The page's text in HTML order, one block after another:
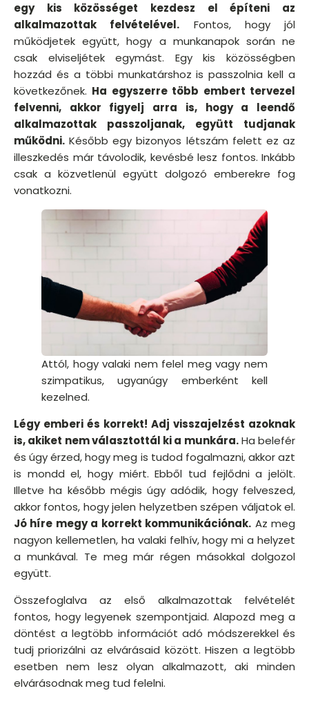
egy kis közösséget kezdesz el építeni az
alkalmazottak felvételével. Fontos, hogy jól
működjetek együtt, hogy a munkanapok során ne
csak elviseljétek egymást. Egy kis közösségben
hozzád és a többi munkatárshoz is passzolnia kell a
következőnek. Ha egyszerre több embert tervezel
felvenni, akkor figyelj arra is, hogy a leendő
alkalmazottak passzoljanak, együtt tudjanak
működni. Később egy bizonyos létszám felett ez az
illeszkedés már távolodik, kevésbé lesz fontos. Inkább
csak a közvetlenül együtt dolgozó emberekre fog
vonatkozni.
Attól, hogy valaki nem felel meg vagy nem
szimpatikus, ugyanúgy emberként kell
kezelned.
Légy emberi és korrekt! Adj visszajelzést azoknak
is, akiket nem választottál ki a munkára.Ha belefér
és úgy érzed, hogy meg is tudod fogalmazni, akkor azt
is mondd el, hogy miért. Ebből tud fejlődni a jelölt.
Illetve ha később mégis úgy adódik, hogy felveszed,
akkor fontos, hogy jelen helyzetben szépen váljatok el.
Jó híre megy a korrekt kommunikációnak. Az meg
nagyon kellemetlen, ha valaki felhív, hogy mi a helyzet
a munkával. Te meg már régen másokkal dolgozol
együtt.
Összefoglalva az első alkalmazottak felvételét
fontos, hogy legyenek szempontjaid. Alapozd meg a
döntést a legtöbb információt adó módszerekkel és
tudj priorizálni az elvárásaid között. Hiszen a legtöbb
esetben nem lesz olyan alkalmazott, aki minden
elvárásodnak meg tud felelni.